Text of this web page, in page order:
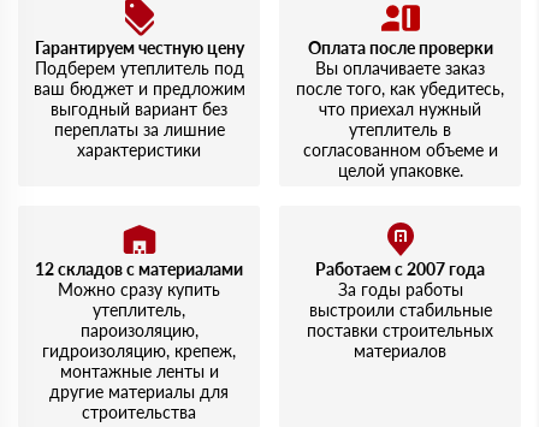
Гарантируем честную цену
Подберем утеплитель под
ваш бюджет и предложим
выгодный вариант без
переплаты за лишние
характеристики
Оплата после проверки
Вы оплачиваете заказ
после того, как убедитесь,
что приехал нужный
утеплитель в
согласованном объеме и
целой упаковке.
12 складов с материалами
Можно сразу купить
утеплитель,
пароизоляцию,
гидроизоляцию, крепеж,
монтажные ленты и
другие материалы для
строительства
Работаем с 2007 года
За годы работы
выстроили стабильные
поставки строительных
материалов